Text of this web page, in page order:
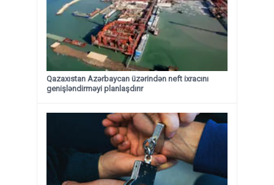
Qazaxıstan Azərbaycan üzərindən neft ixracını
genişləndirməyi planlaşdırır